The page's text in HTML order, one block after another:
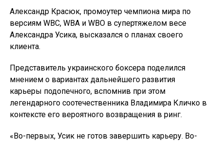
Александр Красюк, промоутер чемпиона мира по
версиям WBC, WBA и WBO в супертяжелом весе
Александра Усика, высказался о планах своего
клиента.
Представитель украинского боксера поделился
мнением о вариантах дальнейшего развития
карьеры подопечного, вспомнив при этом
легендарного соотечественника Владимира Кличко в
контексте его вероятного возвращения в ринг.
«Во-первых, Усик не готов завершить карьеру. Во-